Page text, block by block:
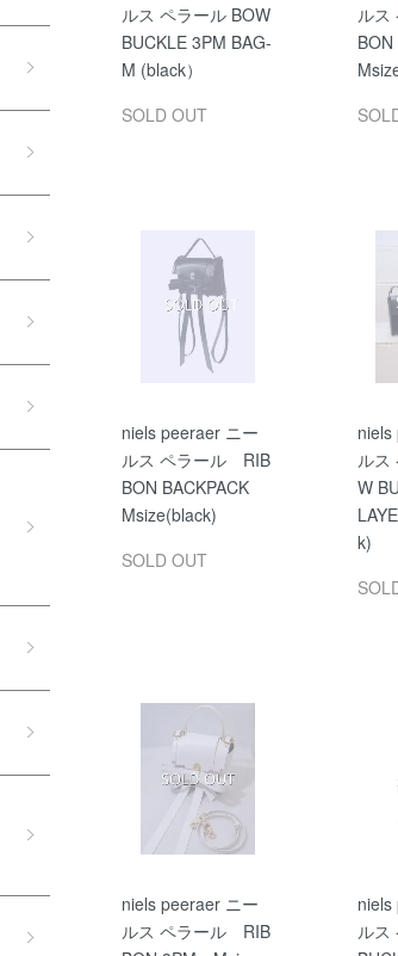
ルス ペラール BOW
BUCKLE 3PM BAG-
M (black）
SOLD OUT
ル
niels peeraer ニー
ルス ペラール RIB
BON BACKPACK
Msize(black)
SOLD OUT
niels
ル
W
k)
niels peeraer ニー
ルス ペラール RIB
niels
ルス